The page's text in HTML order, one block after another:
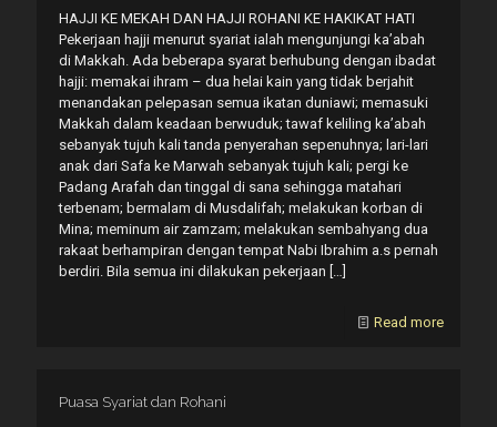
HAJJI KE MEKAH DAN HAJJI ROHANI KE HAKIKAT HATI
Pekerjaan hajji menurut syariat ialah mengunjungi ka’abah
di Makkah. Ada beberapa syarat berhubung dengan ibadat
hajji: memakai ihram – dua helai kain yang tidak berjahit
menandakan pelepasan semua ikatan duniawi; memasuki
Makkah dalam keadaan berwuduk; tawaf keliling ka’abah
sebanyak tujuh kali tanda penyerahan sepenuhnya; lari-lari
anak dari Safa ke Marwah sebanyak tujuh kali; pergi ke
Padang Arafah dan tinggal di sana sehingga matahari
terbenam; bermalam di Musdalifah; melakukan korban di
Mina; meminum air zamzam; melakukan sembahyang dua
rakaat berhampiran dengan tempat Nabi Ibrahim a.s pernah
berdiri. Bila semua ini dilakukan pekerjaan […]
Read more
Puasa Syariat dan Rohani